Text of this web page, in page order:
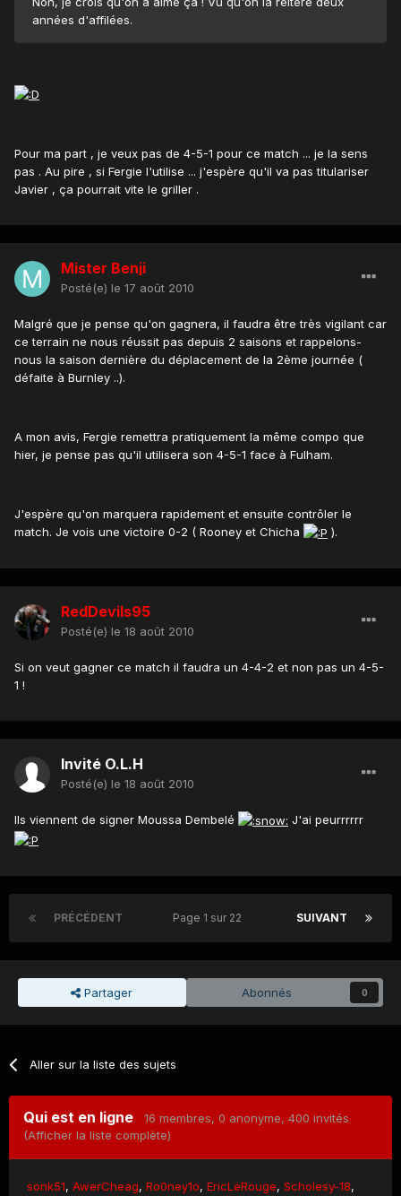
années d'affilées.
Pour ma part , je veux pas de 4-5-1 pour ce match ... je la sens
pas . Au pire , si Fergie l'utilise ... j'espère qu'il va pas titulariser
Javier , ça pourrait vite le griller .
Mister Benji
Posté(e) le 17 août 2010
Malgré que je pense qu'on gagnera, il faudra être très vigilant car
ce terrain ne nous réussit pas depuis 2 saisons et rappelons-
nous la saison dernière du déplacement de la 2ème journée (
défaite à Burnley ..).
A mon avis, Fergie remettra pratiquement la même compo que
hier, je pense pas qu'il utilisera son 4-5-1 face à Fulham.
J'espère qu'on marquera rapidement et ensuite contrôler le
match. Je vois une victoire 0-2 ( Rooney et Chicha
).
RedDevils95
Posté(e) le 18 août 2010
Si on veut gagner ce match il faudra un 4-4-2 et non pas un 4-5-
1 !
Invité O.L.H
Posté(e) le 18 août 2010
Ils viennent de signer Moussa Dembelé J'ai peurrrrrr
PRÉCÉDENT SUIVANT
Page 1 sur 22
Partager Abonnés 0
Aller sur la liste des sujets
Qui est en ligne 16 membres, 0 anonyme, 400 invités
(Afficher la liste complète)
sonk51 AwerCheag Ro0ney1o EricLeRouge Scholesy-18